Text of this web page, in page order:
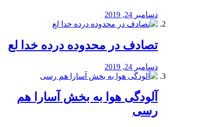
دسامبر 24, 2019
تصادف در محدوده درده خدا لع
دسامبر 24, 2019
آلودگی هوا به بخش آسارا هم
رسی